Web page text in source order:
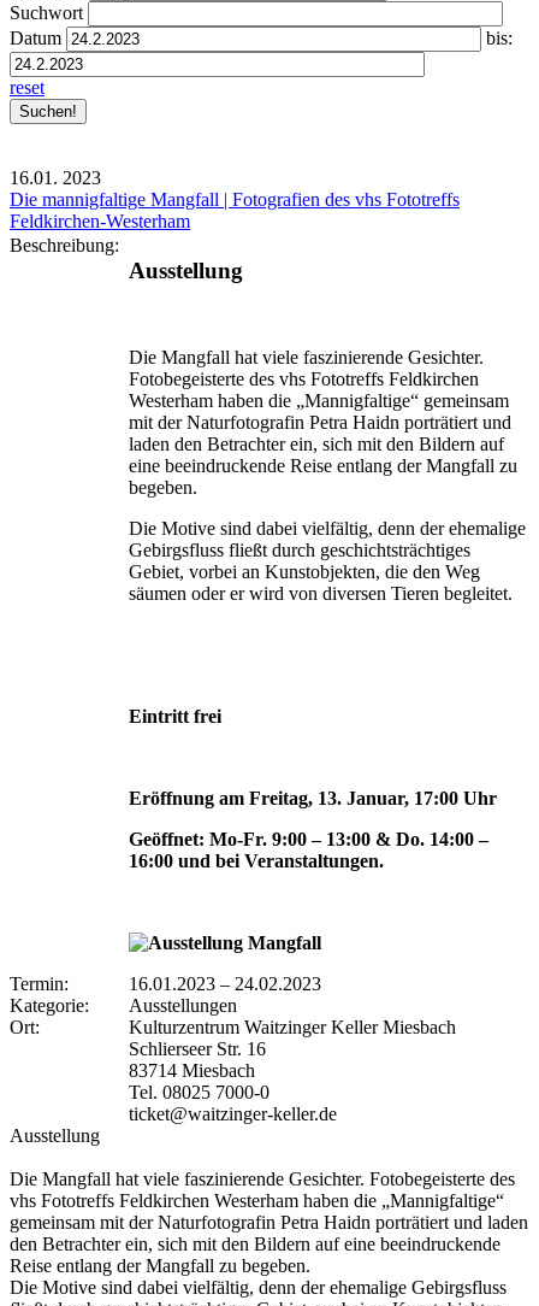
Suchwort
Datum
bis:
reset
16.01. 2023
Die mannigfaltige Mangfall | Fotografien des vhs Fototreffs
Feldkirchen-Westerham
Beschreibung:
Ausstellung
Die Mangfall hat viele faszinierende Gesichter.
Fotobegeisterte des vhs Fototreffs Feldkirchen
Westerham haben die „Mannigfaltige“ gemeinsam
mit der Naturfotografin Petra Haidn porträtiert und
laden den Betrachter ein, sich mit den Bildern auf
eine beeindruckende Reise entlang der Mangfall zu
begeben.
Die Motive sind dabei vielfältig, denn der ehemalige
Gebirgsfluss fließt durch geschichtsträchtiges
Gebiet, vorbei an Kunstobjekten, die den Weg
säumen oder er wird von diversen Tieren begleitet.
Eintritt frei
Eröffnung am Freitag, 13. Januar, 17:00 Uhr
Geöffnet: Mo-Fr. 9:00 – 13:00 & Do. 14:00 –
16:00 und bei Veranstaltungen.
Termin: 16.01.2023 – 24.02.2023
Kategorie:
Ausstellungen
Ort:
Kulturzentrum Waitzinger Keller Miesbach
Schlierseer Str. 16
83714 Miesbach
Tel. 08025 7000-0
ticket@waitzinger-keller.de
Ausstellung
Die Mangfall hat viele faszinierende Gesichter. Fotobegeisterte des
vhs Fototreffs Feldkirchen Westerham haben die „Mannigfaltige“
gemeinsam mit der Naturfotografin Petra Haidn porträtiert und laden
den Betrachter ein, sich mit den Bildern auf eine beeindruckende
Reise entlang der Mangfall zu begeben.
Die Motive sind dabei vielfältig, denn der ehemalige Gebirgsfluss